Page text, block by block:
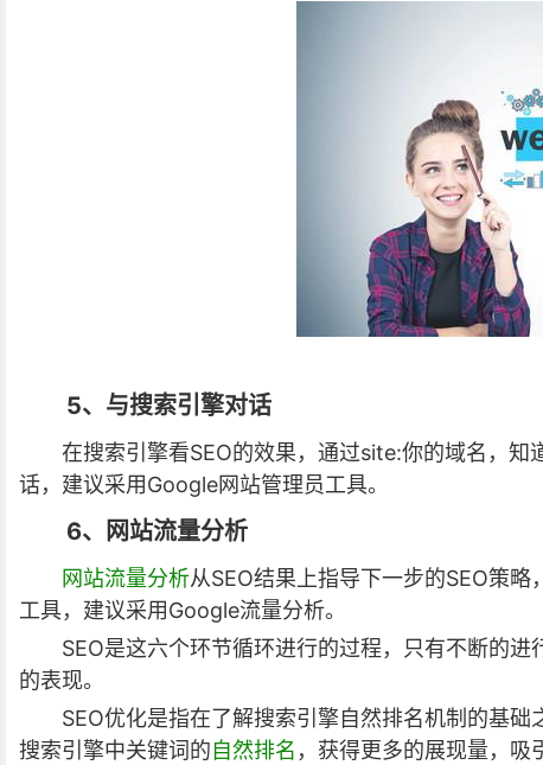
5、与搜索引擎对话
在搜索引擎看SEO的效果，通过site:你的域名，
话，建议采用Google网站管理员工具。
6、网站流量分析
网站流量分析从SEO结果上指导下一步的SEO策
工具，建议采用Google流量分析。
SEO是这六个环节循环进行的过程，只有不断的
的表现。
SEO优化是指在了解搜索引擎自然排名机制的基
搜索引擎中关键词的自然排名 ，获得更多的展现量，吸